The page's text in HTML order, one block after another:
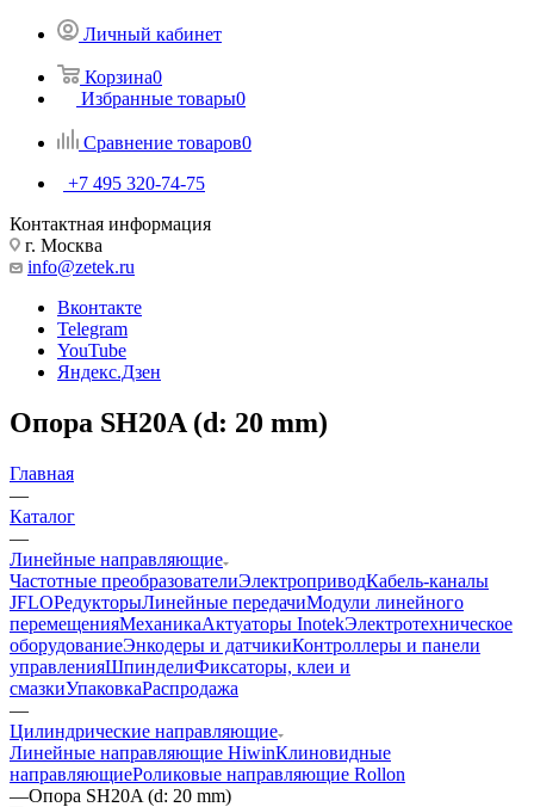
Личный кабинет
Корзина0
Избранные товары0
Сравнение товаров0
+7 495 320-74-75
Контактная информация
г. Москва
info@zetek.ru
Вконтакте
Telegram
YouTube
Яндекс.Дзен
Опора SH20A (d: 20 mm)
Главная
—
Каталог
—
Линейные направляющие
Частотные преобразователиЭлектроприводКабель-каналы
JFLOРедукторыЛинейные передачиМодули линейного
перемещенияМеханикаАктуаторы InotekЭлектротехническое
оборудованиеЭнкодеры и датчикиКонтроллеры и панели
управленияШпинделиФиксаторы, клеи и
смазкиУпаковкаРаспродажа
—
Цилиндрические направляющие
Линейные направляющие HiwinКлиновидные
направляющиеРоликовые направляющие Rollon
—Опора SH20A (d: 20 mm)